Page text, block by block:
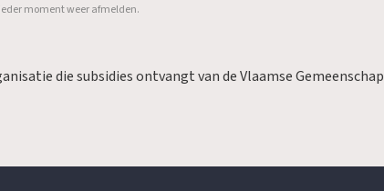
moment weer afmelden.
die subsidies ontvangt van de Vlaamse Gemeenschap